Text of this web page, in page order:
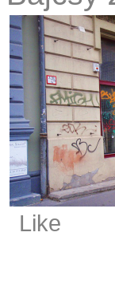
Like